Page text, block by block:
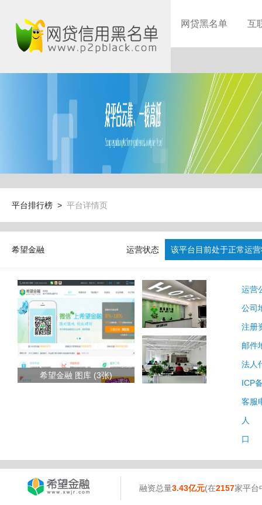
网贷黑名单 互
平台排行榜 > 平台详情页
希望金融 运营状态 该平台目前处于正常运
希望金融 图库 (3张)
运营
公司
注册
邮件
法人
ICP
客服
人
口
融资总量3.43亿元(在2157家平台